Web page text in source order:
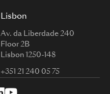
Lisbon
Av. da Liberdade 240
Floor 2B
Lisbon 1250-148
+351 21 240 05 75